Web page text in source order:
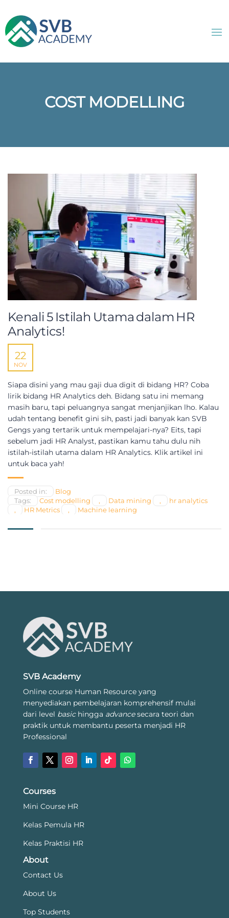
COST MODELLING
Kenali 5 Istilah Utama dalam HR
Analytics!
22
NOV
Siapa disini yang mau gaji dua digit di bidang HR? Coba
lirik bidang HR Analytics deh. Bidang satu ini memang
masih baru, tapi peluangnya sangat menjanjikan lho. Kalau
udah tentang benefit gini sih, pasti jadi banyak kan SVB
Gengs yang tertarik untuk mempelajari-nya? Eits, tapi
sebelum jadi HR Analyst, pastikan kamu tahu dulu nih
istilah-istilah utama dalam HR Analytics. Klik artikel ini
untuk baca yah!
Posted in:
Blog
Tags:
Cost modelling , Data mining ,
hr analytics
,
HR Metrics , Machine learning
SVB Academy
Online course Human Resource yang
menyediakan pembelajaran komprehensif mulai
dari level basichingga advancesecara teori dan
praktik untuk membantu peserta menjadi HR
Professional
Courses
Mini Course HR
Kelas Pemula HR
Kelas Praktisi HR
About
Contact Us
About Us
Top Students